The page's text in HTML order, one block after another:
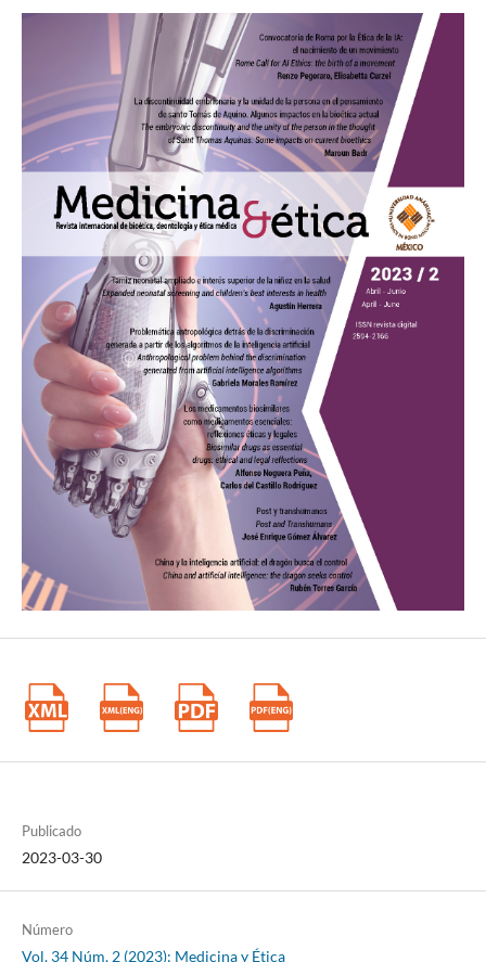
https://www.who.int/bulletin/volumes/90/6/12-020612/es/
también referido en la página de la Secretaría de Salud Federal
[Internet]. [Consultado 21 de julio de 2022]. Disponible en:
https://www.gob.mx/salud/articulos/que-son-las-enfermedades-
raras-
193280idiom=es#:~:text=De%20acuerdo%20con%20la%20Orga
nizaci%C3%B3n%20Mundial%20de%20lahabitantes%20y%20exi
sten%20m%C3%A1s%20de%20siete%20mil%20enfermedades
Federación Mexicana de Enfermedades Raras [Internet].
[Consultado 21 de julio de 2022]. Disponible en:
https://www.femexer.org/page/96/
Federación Mexicana de Enfermedades Raras. En México más de
siete millones de personas padecen enfermedades raras [Internet].
[Consultado 21 de julio de 2022]. Disponible en:
https://www.femexer.org/17240/en-mexico-mas-de-siete-
millones-de-personas-padecen-enfermedades-raras/
consulta: 20/07/2022
Genos médica. Enfermedades detectadas en el Tamiz Neonatal
Ampliado [Internet]. [Consultado 21 de julio de 2022]. Disponible
en: https://www.genosmedica.com/servicios/tamiz-metabolico-
ampliado/enfermedades-detectadas-en-el-tamiz-neonatal-
148.
El derecho al disfrute del más alto nivel posible de salud (artículo
12 del Pacto Internacional de Derechos Económicos, Sociales y
Culturales. 22º período de sesiones; 2000. U.N. Doc.
Publicado
2023-03-30
Número
Vol. 34 Núm. 2 (2023): Medicina y Ética